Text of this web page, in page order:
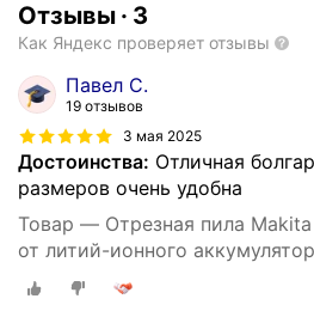
Отзывы · 3
Как Яндекс проверяет отзывы
Павел С.
19 отзывов
3 мая 2025
Достоинства: Отличная
размеров очень удобна
Товар — Отрезная пила
от литий-ионного
об/мин Бесщеточная
шлифовальная машина